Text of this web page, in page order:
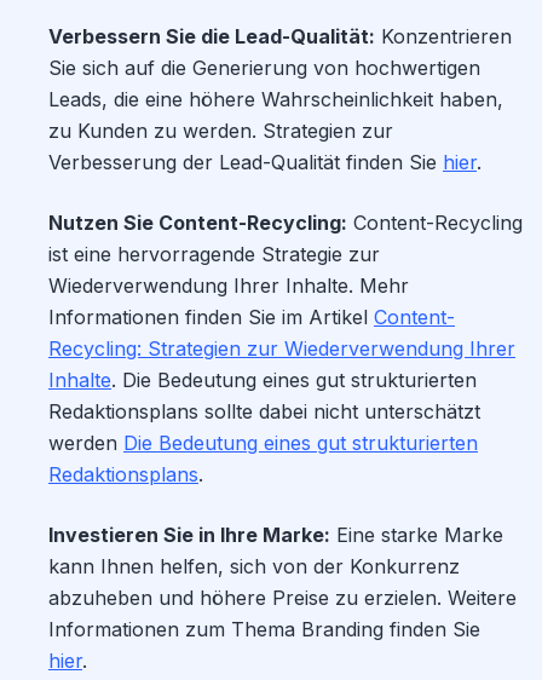
Verbessern Sie die Lead-Qualität: Konzentrieren
Sie sich auf die Generierung von hochwertigen
Leads, die eine höhere Wahrscheinlichkeit haben,
zu Kunden zu werden. Strategien zur
Verbesserung der Lead-Qualität finden Sie hier.
Nutzen Sie Content-Recycling: Content-Recycling
ist eine hervorragende Strategie zur
Wiederverwendung Ihrer Inhalte. Mehr
Informationen finden Sie im Artikel Content-
Recycling: Strategien zur Wiederverwendung Ihrer
Inhalte. Die Bedeutung eines gut strukturierten
Redaktionsplans sollte dabei nicht unterschätzt
werden Die Bedeutung eines gut strukturierten
Redaktionsplans.
Investieren Sie in Ihre Marke: Eine starke Marke
kann Ihnen helfen, sich von der Konkurrenz
abzuheben und höhere Preise zu erzielen. Weitere
Informationen zum Thema Branding finden Sie
hier.